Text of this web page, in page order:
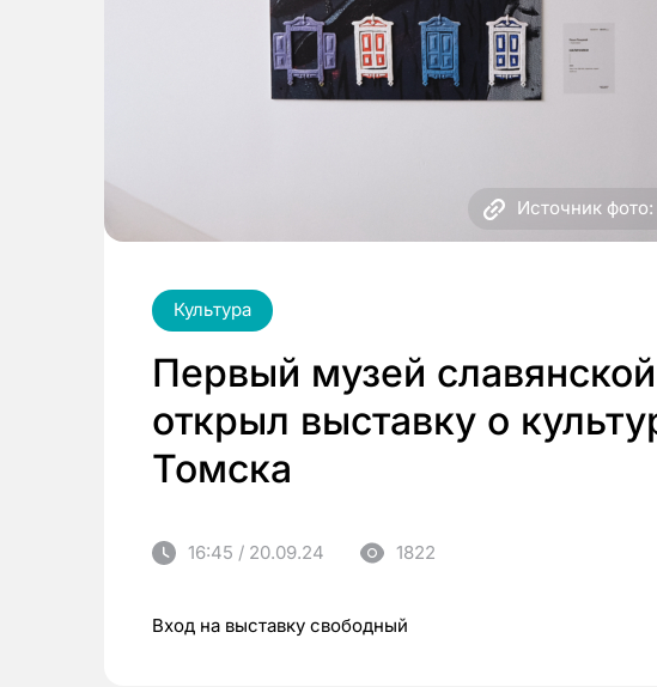
Источник
Культура
Первый музей
открыл выставку о
Томска
16:45 / 20.09.24 1822
Вход на выставку свободный